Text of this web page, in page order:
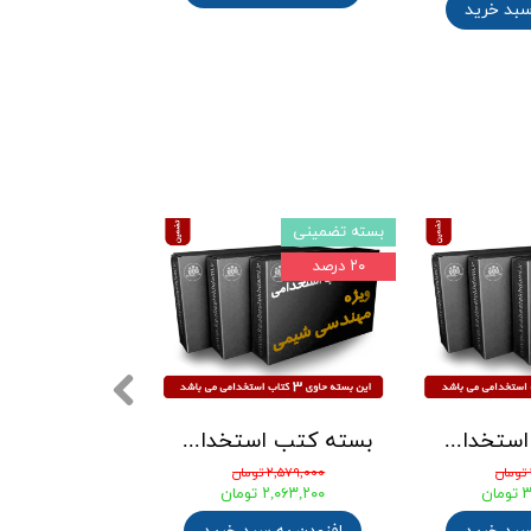
خرید
بسته کتب استخدامی مهندسی شیمی ویژه آزمونهای استخدامی پتروشیمی ، پالایشگاه و وزارت نفت
۲,۵۷۹,۰۰۰ تومان
۲,۰۶۳,۲۰۰ تومان
بسته تضمینی
۲۰ درصد
بسته کتب استخدامی دبیری ریاضی آزمون آموزش و پرورش 1405